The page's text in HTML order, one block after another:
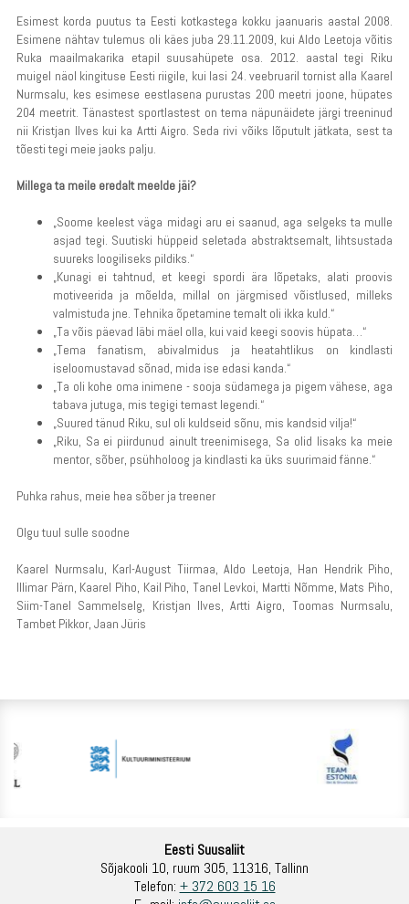
Esimest korda puutus ta Eesti kotkastega kokku jaanuaris aastal 2008.
Esimene nähtav tulemus oli käes juba 29.11.2009, kui Aldo Leetoja võitis
Ruka maailmakarika etapil suusahüpete osa. 2012. aastal tegi Riku
muigel näol kingituse Eesti riigile, kui lasi 24. veebruaril tornist alla Kaarel
Nurmsalu, kes esimese eestlasena purustas 200 meetri joone, hüpates
204 meetrit. Tänastest sportlastest on tema näpunäidete järgi treeninud
nii Kristjan Ilves kui ka Artti Aigro. Seda rivi võiks lõputult jätkata, sest ta
tõesti tegi meie jaoks palju.
Millega ta meile eredalt meelde jäi?
„Soome keelest väga midagi aru ei saanud, aga selgeks ta mulle
asjad tegi. Suutiski hüppeid seletada abstraktsemalt, lihtsustada
suureks loogiliseks pildiks.“
„Kunagi ei tahtnud, et keegi spordi ära lõpetaks, alati proovis
motiveerida ja mõelda, millal on järgmised võistlused, milleks
valmistuda jne. Tehnika õpetamine temalt oli ikka kuld.“
„Ta võis päevad läbi mäel olla, kui vaid keegi soovis hüpata…“
„Tema fanatism, abivalmidus ja heatahtlikus on kindlasti
iseloomustavad sõnad, mida ise edasi kanda.“
„Ta oli kohe oma inimene - sooja südamega ja pigem vähese, aga
tabava jutuga, mis tegigi temast legendi.“
„Suured tänud Riku, sul oli kuldseid sõnu, mis kandsid vilja!“
„Riku, Sa ei piirdunud ainult treenimisega, Sa olid lisaks ka meie
mentor, sõber, psühholoog ja kindlasti ka üks suurimaid fänne.“
Puhka rahus, meie hea sõber ja treener
Olgu tuul sulle soodne
Kaarel Nurmsalu, Karl-August Tiirmaa, Aldo Leetoja, Han Hendrik Piho,
Illimar Pärn, Kaarel Piho, Kail Piho, Tanel Levkoi, Martti Nõmme, Mats Piho,
Siim-Tanel Sammelselg, Kristjan Ilves, Artti Aigro, Toomas Nurmsalu,
Tambet Pikkor, Jaan Jüris
Eesti Suusaliit
Sõjakooli 10, ruum 305, 11316, Tallinn
Telefon: + 372 603 15 16